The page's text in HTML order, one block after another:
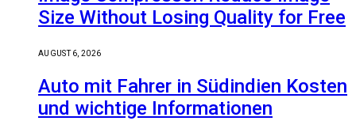
Size Without Losing Quality for Free
AUGUST 6, 2026
Auto mit Fahrer in Südindien Kosten
und wichtige Informationen